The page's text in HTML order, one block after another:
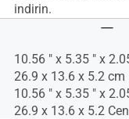
indirin.
10.56 " x 5.35 " x
26.9 x 13.6 x 5.2 cm
10.56 " x 5.35 " x
26.9 x 13.6 x 5.2